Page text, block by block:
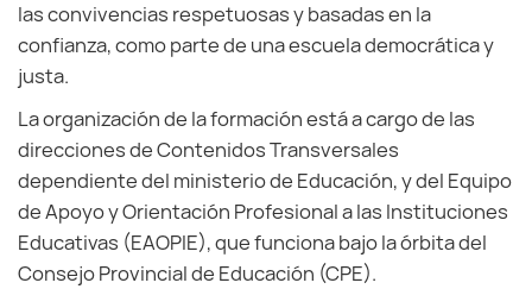
las convivencias respetuosas y basadas en la
confianza, como parte de una escuela democrática y
justa.
La organización de la formación está a cargo de las
direcciones de Contenidos Transversales
dependiente del ministerio de Educación, y del Equipo
de Apoyo y Orientación Profesional a las Instituciones
Educativas (EAOPIE), que funciona bajo la órbita del
Consejo Provincial de Educación (CPE).